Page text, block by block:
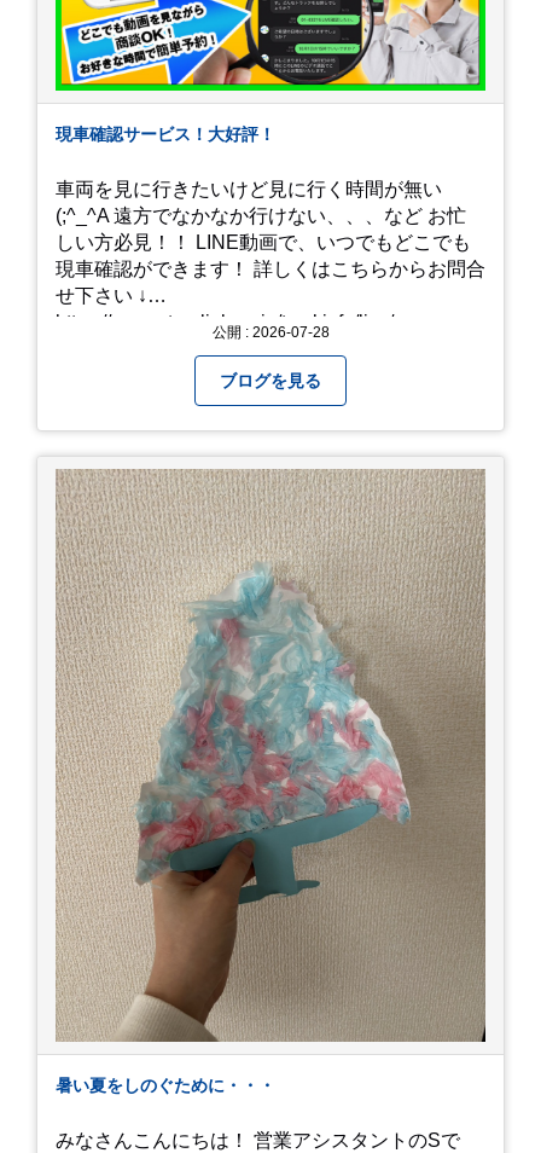
現車確認サービス！大好評！
車両を見に行きたいけど見に行く時間が無い
(;^_^A 遠方でなかなか行けない、、、など お忙
しい方必見！！ LINE動画で、いつでもどこでも
現車確認ができます！ 詳しくはこちらからお問合
せ下さい ↓
https://www.steerlink.co.jp/truckinfo/live/
公開 : 2026-07-28
ブログを見る
暑い夏をしのぐために・・・
みなさんこんにちは！ 営業アシスタントのSで